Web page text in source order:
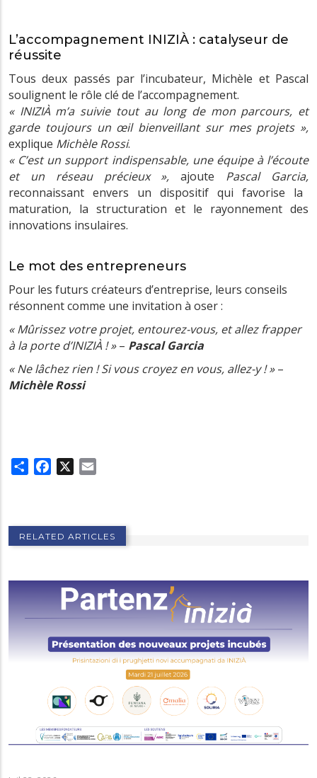
L’accompagnement INIZIÀ : catalyseur de
réussite
Tous deux passés par l’incubateur, Michèle et Pascal
soulignent le rôle clé de l’accompagnement.
« INIZIÀ m’a suivie tout au long de mon parcours, et
garde toujours un œil bienveillant sur mes projets »,
explique Michèle Rossi.
« C’est un support indispensable, une équipe à l’écoute
et un réseau précieux », ajoute Pascal Garcia,
reconnaissant envers un dispositif qui favorise la
maturation, la structuration et le rayonnement des
innovations insulaires.
Le mot des entrepreneurs
Pour les futurs créateurs d’entreprise, leurs conseils
résonnent comme une invitation à oser :
« Mûrissez votre projet, entourez-vous, et allez frapper
à la porte d’INIZIÀ ! »– Pascal Garcia
« Ne lâchez rien ! Si vous croyez en vous, allez-y ! »–
Michèle Rossi
Share Facebook
RELATED ARTICLES